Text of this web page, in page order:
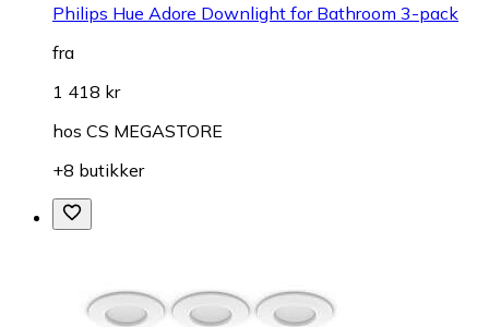
Philips Hue Adore Downlight for Bathroom 3-pack
fra
1 418 kr
hos CS MEGASTORE
+8 butikker